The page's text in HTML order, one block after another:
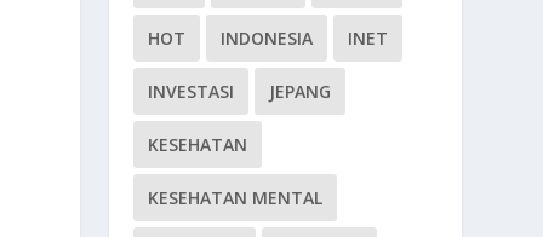
HOT INDONESIA INET
INVESTASI JEPANG
KESEHATAN
KESEHATAN MENTAL